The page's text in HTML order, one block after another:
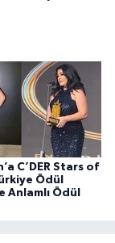
C’DER Stars of
Ödül
Anlamlı Ödül